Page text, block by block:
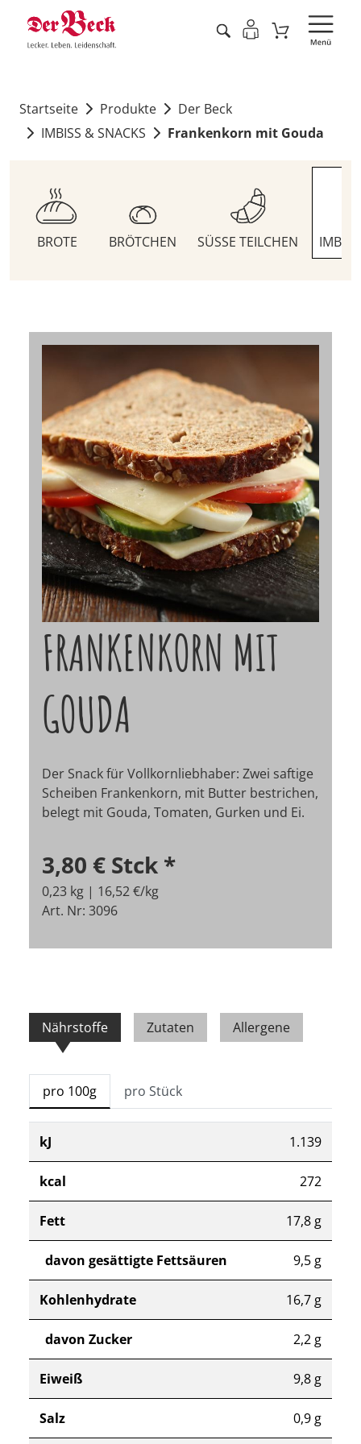
Startseite Produkte
Der Beck
IMBISS & SNACKS
Frankenkorn mit Gouda
BROTE BRÖTCHEN SÜSSE TEILCHEN
FRANKENKORN MIT
GOUDA
Der Snack für Vollkornliebhaber: Zwei saftige
Scheiben Frankenkorn, mit Butter bestrichen,
belegt mit Gouda, Tomaten, Gurken und Ei.
3,80 € Stck *
0,23 kg | 16,52 €/kg
Art. Nr: 3096
Nährstoffe Zutaten Allergene
pro 100g pro Stück
kJ 1.139
kcal 272
Fett 17,8 g
davon gesättigte Fettsäuren 9,5 g
Kohlenhydrate 16,7 g
davon Zucker 2,2 g
Eiweiß 9,8 g
Salz 0,9 g